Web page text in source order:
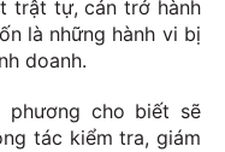
trật tự, cản trở hành
là những hành vi bị
doanh.
phương cho biết sẽ
tác kiểm tra, giám